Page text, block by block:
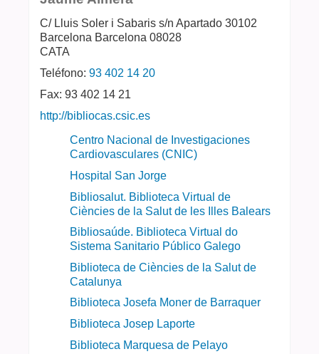
C/ Lluis Soler i Sabaris s/n Apartado 30102
Barcelona Barcelona 08028
CATA
Teléfono: 93 402 14 20
Fax: 93 402 14 21
http://bibliocas.csic.es
Centro Nacional de Investigaciones
Cardiovasculares (CNIC)
Hospital San Jorge
Bibliosalut. Biblioteca Virtual de
Ciències de la Salut de les Illes Balears
Bibliosaúde. Biblioteca Virtual do
Sistema Sanitario Público Galego
Biblioteca de Ciències de la Salut de
Catalunya
Biblioteca Josefa Moner de Barraquer
Biblioteca Josep Laporte
Biblioteca Marquesa de Pelayo